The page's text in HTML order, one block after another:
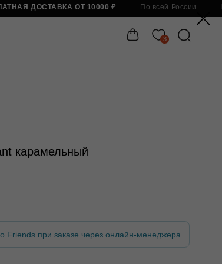
ОТ 10000 ₽ По всей России БЕСПЛАТНАЯ
карамельный
Friends при заказе через онлайн-менеджера